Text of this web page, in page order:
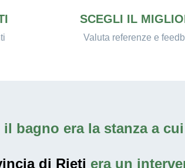
SCEGLI IL
Valuta referenze e
bagno era la stanza a
di Rieti era un